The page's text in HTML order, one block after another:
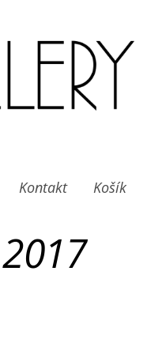
Kontakt Košík
2017